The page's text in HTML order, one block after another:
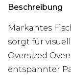
Beschreibung
Markantes
sorgt für
Oversized
entspannter